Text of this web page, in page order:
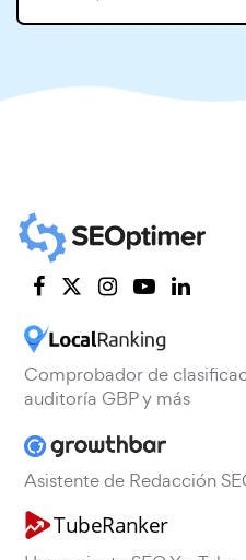
Comprobador de
auditoría GBP y más
Asistente de Redacción